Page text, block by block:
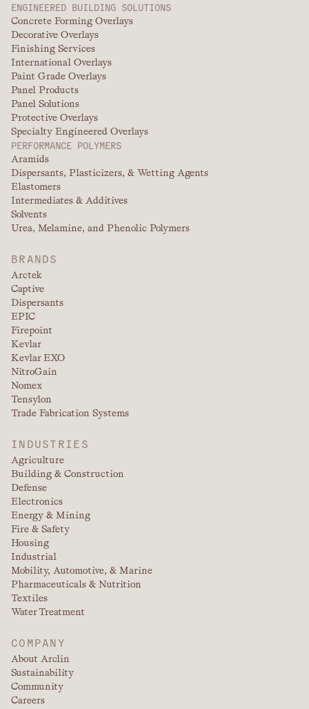
ENGINEERED BUILDING SOLUTIONS
Concrete Forming Overlays
Decorative Overlays
Finishing Services
International Overlays
Paint Grade Overlays
Panel Products
Panel Solutions
Protective Overlays
Specialty Engineered Overlays
PERFORMANCE POLYMERS
Aramids
Dispersants, Plasticizers, & Wetting Agents
Elastomers
Intermediates & Additives
Solvents
Urea, Melamine, and Phenolic Polymers
BRANDS
Arctek
Captive
Dispersants
EPIC
Firepoint
Kevlar
Kevlar EXO
NitroGain
Nomex
Tensylon
Trade Fabrication Systems
INDUSTRIES
Agriculture
Building & Construction
Defense
Electronics
Energy & Mining
Fire & Safety
Housing
Industrial
Mobility, Automotive, & Marine
Pharmaceuticals & Nutrition
Textiles
Water Treatment
COMPANY
About Arclin
Sustainability
Community
Careers